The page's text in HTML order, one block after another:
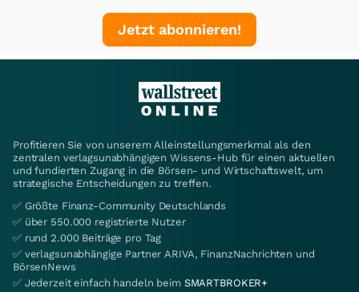
Jetzt abonnieren!
Profitieren Sie von unserem Alleinstellungsmerkmal als den
zentralen verlagsunabhängigen Wissens-Hub für einen aktuellen
und fundierten Zugang in die Börsen- und Wirtschaftswelt, um
strategische Entscheidungen zu treffen.
✅ Größte Finanz-Community Deutschlands
✅ über 550.000 registrierte Nutzer
✅ rund 2.000 Beiträge pro Tag
✅ verlagsunabhängige Partner ARIVA, FinanzNachrichten und
BörsenNews
✅ Jederzeit einfach handeln beim SMARTBROKER+